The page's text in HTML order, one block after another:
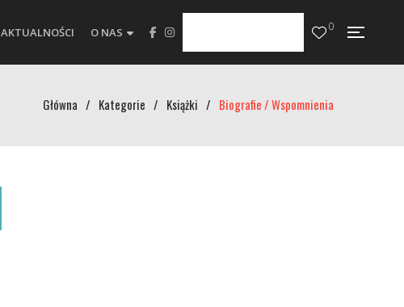
AKTUALNOŚCI O NAS 0
Główna / Kategorie / Książki / Biografie / Wspomnienia